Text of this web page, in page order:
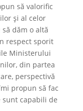
să valorific
și al celor
dăm o altă
respect sporit
Ministerului
din partea
perspectivă
propun să fac
capabili de